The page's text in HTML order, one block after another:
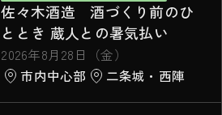
佐々木酒造 酒づくり前のひ
ととき 蔵人との暑気払い
2026年8月28日（金）
市内中心部
二条城・西陣